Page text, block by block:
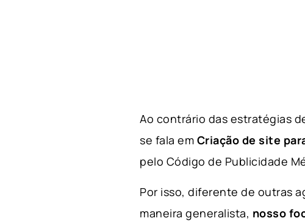
Ao contrário das estratégias
se fala em Criação de site
pelo Código de Publicidade
Por isso, diferente de outras
maneira generalista, nosso fo